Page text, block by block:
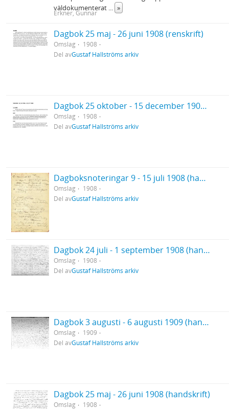
väldokumenterat ... »
Erkner, Gunnar
Dagbok 25 maj - 26 juni 1908 (renskrift)
Omslag
1908
Del avGustaf Hallströms arkiv
Dagbok 25 oktober - 15 december 1908 (renskrift)
Omslag
1908
Del avGustaf Hallströms arkiv
Dagboksnoteringar 9 - 15 juli 1908 (handskrift)
Omslag
1908
Del avGustaf Hallströms arkiv
Dagbok 24 juli - 1 september 1908 (handskrift)
Omslag
1908
Del avGustaf Hallströms arkiv
Dagbok 3 augusti - 6 augusti 1909 (handskrift)
Omslag
1909
Del avGustaf Hallströms arkiv
Dagbok 25 maj - 26 juni 1908 (handskrift)
Omslag
1908